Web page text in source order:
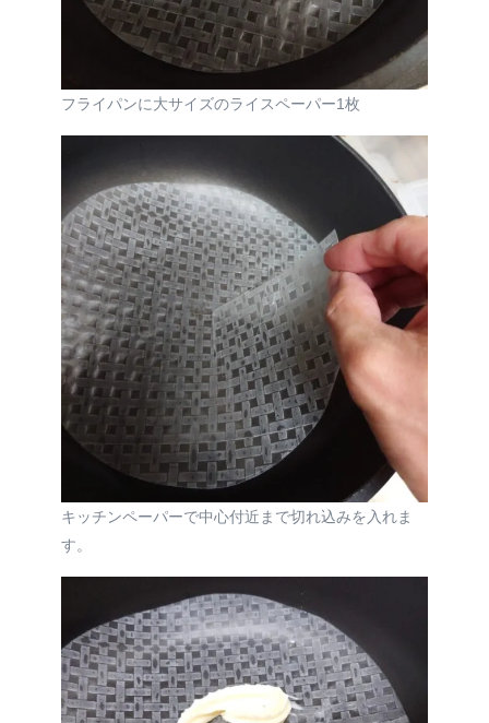
フライパンに大サイズのライスペーパー1枚
キッチンペーパーで中心付近まで切れ込みを入れま
す。